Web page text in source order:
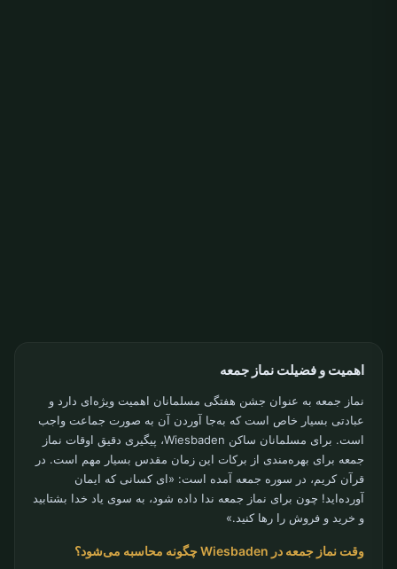
اهمیت و فضیلت نماز جمعه
نماز جمعه به عنوان جشن هفتگی مسلمانان اهمیت ویژه‌ای دارد و
عبادتی بسیار خاص است که به‌جا آوردن آن به صورت جماعت واجب
است. برای مسلمانان ساکن Wiesbaden، پیگیری دقیق اوقات نماز
جمعه برای بهره‌مندی از برکات این زمان مقدس بسیار مهم است. در
قرآن کریم، در سوره جمعه آمده است: «ای کسانی که ایمان
آورده‌اید! چون برای نماز جمعه ندا داده شود، به سوی یاد خدا بشتابید
و خرید و فروش را رها کنید.»
وقت نماز جمعه در Wiesbaden چگونه محاسبه می‌شود؟